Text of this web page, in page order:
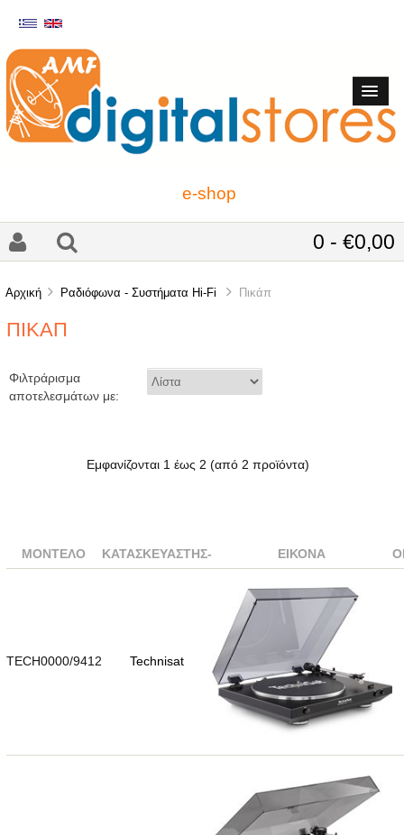
e-shop
0 - €0,00
Αρχική Ραδιόφωνα - Συστήματα Hi-Fi Πικάπ
ΠΙΚΆΠ
Φιλτράρισμα
αποτελεσμάτων με:
Εμφανίζονται 1 έως2 (από2 προϊόντα)
ΜΟΝΤΈΛΟ ΚΑΤΑΣΚΕΥΑΣΤΉΣ- ΕΙΚΌΝΑ
TECH0000/9412 Technisat